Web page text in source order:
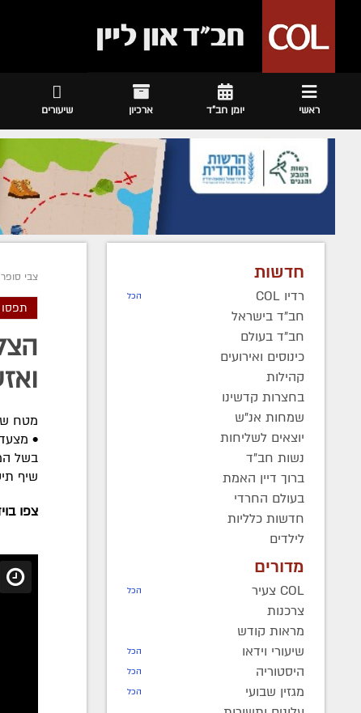
ראשי יומן חב"ד ארכיון שיעורים
חדשות
רדיו COL הכל
חב"ד בישראל
חב"ד בעולם
כינוסים ואירועים
קהילות
בחצרות קדשינו
שמחות אנ"ש
יוצאים לשליחות
נשות חב"ד
ברוך דיין האמת
בעולם החרדי
חדשות כלליות
לילדים
מדורים
COL צעיר הכל
צרכנות
מראות קודש
שיעורי וידאו
הכל
היסטוריה הכל
מגזין שבועי הכל
צבי סופר
מטח
•
בשל
שיף
צפו